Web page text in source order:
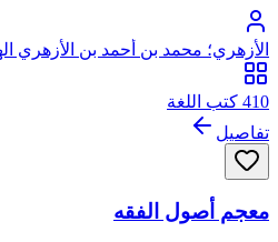
الأزهري؛ محمد بن أحمد بن الأزهري
410 كتب اللغة
تفاصيل
معجم أصول الفقه